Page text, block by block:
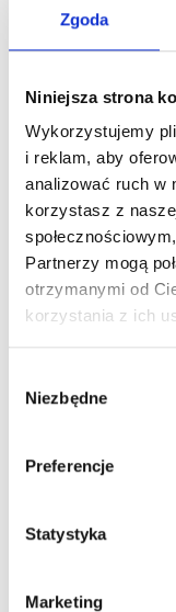
Zgoda
Niniejsza strona
Wykorzystujemy
i reklam, aby
analizować ruch w
korzystasz z
Partnerzy mogą
otrzymanymi od
korzystania z ich
zgody
Niezbędne
Preferencje
Statystyka
Marketing
przestronne
dogodnych
do wszystkich
Dla miłośników
rowerowe
czemu możesz
swój rower
punktach
Myśląc o
naładować swój
delektowania się
Centrum
sklepów i usług,